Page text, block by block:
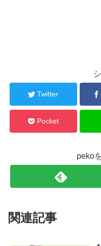
Twitter
Pocket
peko
関連記事